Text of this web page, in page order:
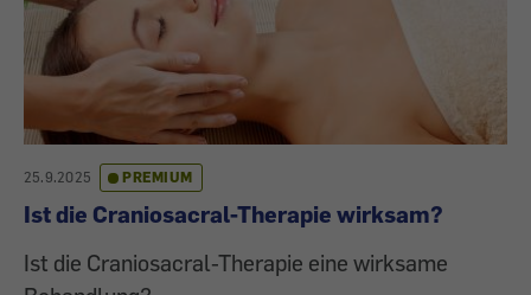
25.9.2025 PREMIUM
Ist die Craniosacral-Therapie wirksam?
Ist die Craniosacral-Therapie eine wirksame